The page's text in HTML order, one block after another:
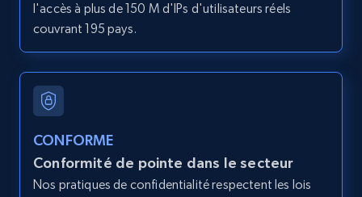
11.3K+ 1.5K+ Essai gratuit
LinkedIn posts - Discover user's articles by
URL
URL, ID, User id, Use url, Title, Headline, Post
text, Date posted, and more.
l'accès à plus de 150 M d'IPs d'utilisateurs réels
couvrant 195 pays.
CONFORME
Conformité de pointe dans le secteur
Nos pratiques de confidentialité respectent les lois